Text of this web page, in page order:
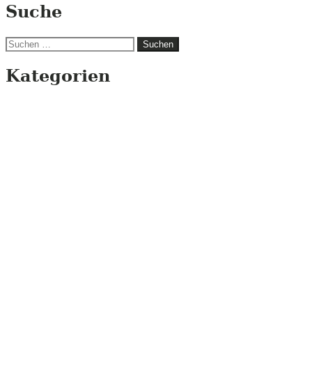
Suche
Suchen
Kategorien